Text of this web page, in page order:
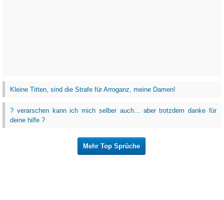
Kleine Titten, sind die Strafe für Arroganz, meine Damen!
? verarschen kann ich mich selber auch... aber trotzdem danke für
deine hilfe ?
Mehr Top Sprüche